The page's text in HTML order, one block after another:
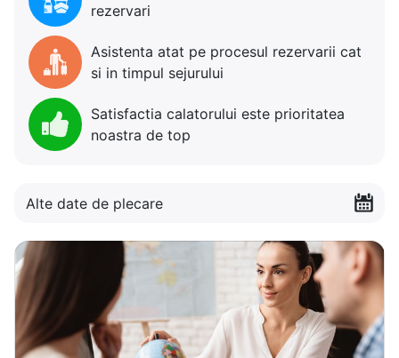
rezervari
Asistenta atat pe procesul rezervarii cat
si in timpul sejurului
Satisfactia calatorului este prioritatea
noastra de top
Alte date de plecare